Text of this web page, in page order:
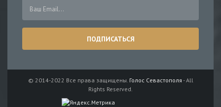
© 2014-2022 Все права защищены. Голос Севастополя - All
Rights Reserved.